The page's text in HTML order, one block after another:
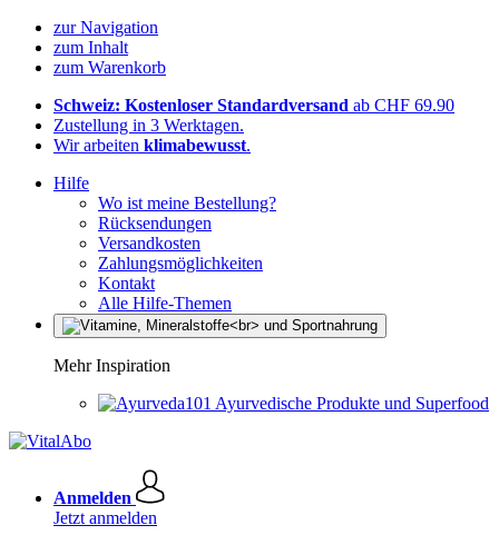
zur Navigation
zum Inhalt
zum Warenkorb
Schweiz: Kostenloser Standardversand ab CHF 69.90
Zustellung in 3 Werktagen.
Wir arbeiten klimabewusst.
Hilfe
Wo ist meine Bestellung?
Rücksendungen
Versandkosten
Zahlungsmöglichkeiten
Kontakt
Alle Hilfe-Themen
Mehr Inspiration
Ayurvedische Produkte und Superfood
Anmelden
Jetzt anmelden